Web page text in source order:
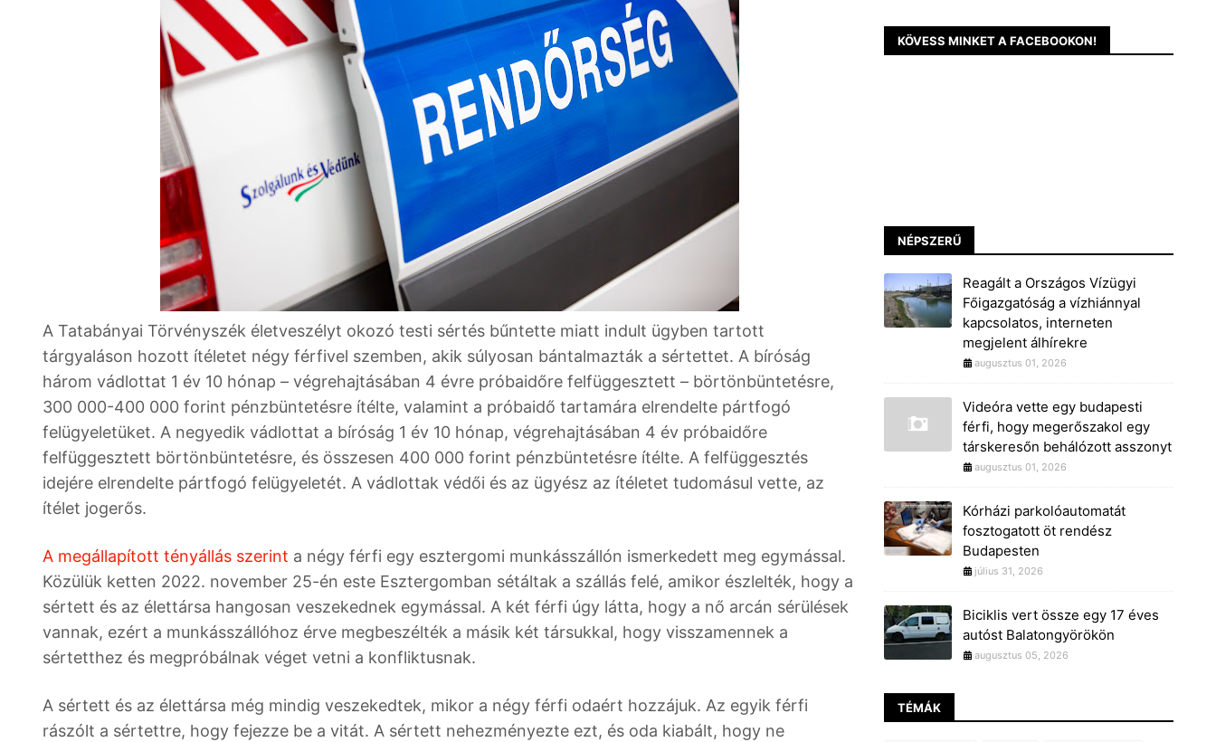
A Tatabányai Törvényszék életveszélyt okozó testi sértés bűntette miatt indult ügyben tartott
tárgyaláson hozott ítéletet négy férfivel szemben, akik súlyosan bántalmazták a sértettet. A bíróság
három vádlottat 1 év 10 hónap – végrehajtásában 4 évre próbaidőre felfüggesztett – börtönbüntetésre,
300 000-400 000 forint pénzbüntetésre ítélte, valamint a próbaidő tartamára elrendelte pártfogó
felügyeletüket. A negyedik vádlottat a bíróság 1 év 10 hónap, végrehajtásában 4 év próbaidőre
felfüggesztett börtönbüntetésre, és összesen 400 000 forint pénzbüntetésre ítélte. A felfüggesztés
idejére elrendelte pártfogó felügyeletét. A vádlottak védői és az ügyész az ítéletet tudomásul vette, az
ítélet jogerős.
A megállapított tényállás szerint a négy férfi egy esztergomi munkásszállón ismerkedett meg egymással.
Közülük ketten 2022. november 25-én este Esztergomban sétáltak a szállás felé, amikor észlelték, hogy a
sértett és az élettársa hangosan veszekednek egymással. A két férfi úgy látta, hogy a nő arcán sérülések
vannak, ezért a munkásszállóhoz érve megbeszélték a másik két társukkal, hogy visszamennek a
sértetthez és megpróbálnak véget vetni a konfliktusnak.
A sértett és az élettársa még mindig veszekedtek, mikor a négy férfi odaért hozzájuk. Az egyik férfi
rászólt a sértettre, hogy fejezze be a vitát. A sértett nehezményezte ezt, és oda kiabált, hogy ne
KÖVESS MINKET A FACEBOOKON!
NÉPSZERŰ
Reagált a Országos Vízügyi
Főigazgatóság a vízhiánnyal
kapcsolatos, interneten
megjelent álhírekre
augusztus 01, 2026
Videóra vette egy budapesti
férfi, hogy megerőszakol egy
társkeresőn behálózott asszonyt
augusztus 01, 2026
Kórházi parkolóautomatát
fosztogatott öt rendész
Budapesten
július 31, 2026
Biciklis vert össze egy 17 éves
autóst Balatongyörökön
augusztus 05, 2026
TÉMÁK